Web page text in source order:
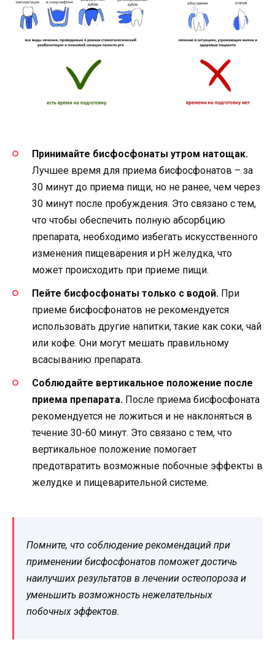
Принимайте бисфосфонаты утром натощак.
Лучшее время для приема бисфосфонатов – за
30 минут до приема пищи, но не ранее, чем через
30 минут после пробуждения. Это связано с тем,
что чтобы обеспечить полную абсорбцию
препарата, необходимо избегать искусственного
изменения пищеварения и рН желудка, что
может происходить при приеме пищи.
Пейте бисфосфонаты только с водой. При
приеме бисфосфонатов не рекомендуется
использовать другие напитки, такие как соки, чай
или кофе. Они могут мешать правильному
всасыванию препарата.
Соблюдайте вертикальное положение после
приема препарата. После приема бисфосфоната
рекомендуется не ложиться и не наклоняться в
течение 30-60 минут. Это связано с тем, что
вертикальное положение помогает
предотвратить возможные побочные эффекты в
желудке и пищеварительной системе.
Помните, что соблюдение рекомендаций при
применении бисфосфонатов поможет достичь
наилучших результатов в лечении остеопороза и
уменьшить возможность нежелательных
побочных эффектов.